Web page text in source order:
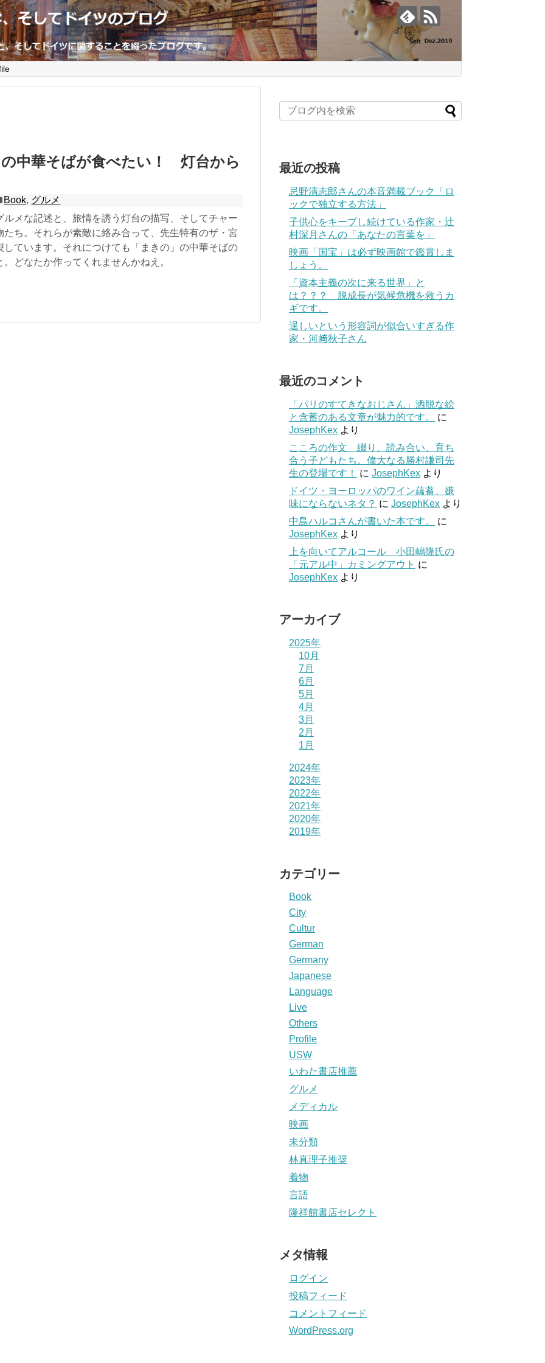
てドイツに関することを綴ったブログです。
の中華そばが食べたい！ 灯台から
Book, グルメ
ルメな記述と、旅情を誘う灯台の描写、そしてチャー
たち。それらが素敵に絡み合って、先生特有のザ・宮
しています。それにつけても「まきの」の中華そばの
どなたか作ってくれませんかねえ。
最近の投稿
忌野清志郎さんの本音満載ブック「ロ
ックで独立する方法」
子供心をキープし続けている作家・辻
村深月さんの「あなたの言葉を」
映画「国宝」は必ず映画館で鑑賞しま
しょう。
「資本主義の次に来る世界」と
は？？？ 脱成長が気候危機を救うカ
ギです。
逞しいという形容詞が似合いすぎる作
家・河﨑秋子さん
最近のコメント
「パリのすてきなおじさん」洒脱な絵
と含蓄のある文章が魅力的です。
に
JosephKex より
こころの作文 綴り、読み合い、育ち
合う子どもたち。偉大なる勝村謙司先
生の登場です！
に JosephKex より
ドイツ・ヨーロッパのワイン蘊蓄、嫌
味にならないネタ？ に JosephKex より
中島ハルコさんが書いた本です。
に
JosephKex より
上を向いてアルコール 小田嶋隆氏の
「元アル中」カミングアウト に
JosephKex より
アーカイブ
2025年
10月
7月
6月
5月
4月
3月
2月
1月
2024年
2023年
2022年
2021年
2020年
2019年
カテゴリー
Book
City
Cultur
German
Germany
Japanese
Language
Live
Others
Profile
USW
いわた書店推薦
グルメ
メディカル
映画
未分類
林真理子推奨
着物
言語
隆祥館書店セレクト
メタ情報
ログイン
投稿フィード
コメントフィード
WordPress.org